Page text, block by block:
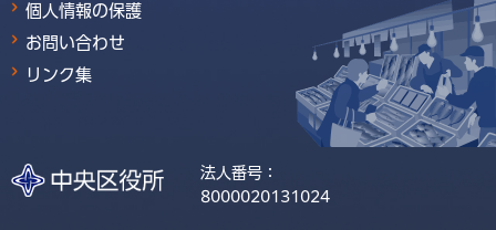
個人情報の保護
お問い合わせ
リンク集
法人番号：
8000020131024